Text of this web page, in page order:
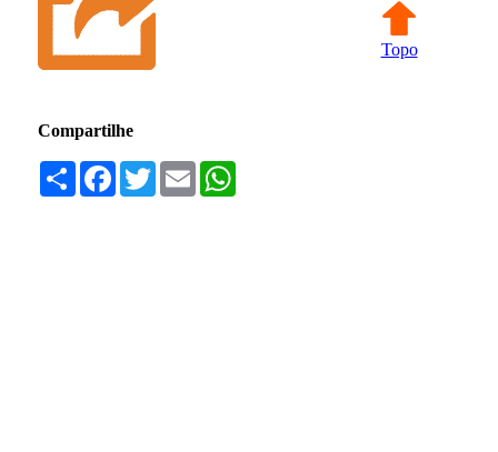
Topo
Compartilhe
Compartilhar
Facebook
TwitterEmail